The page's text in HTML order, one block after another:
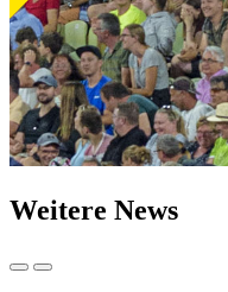
Weitere News